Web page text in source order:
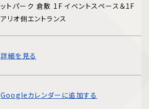
ットパーク 倉敷 1F イベントスペース＆1F
アリオ側エントランス
詳細を見る
Googleカレンダーに追加する